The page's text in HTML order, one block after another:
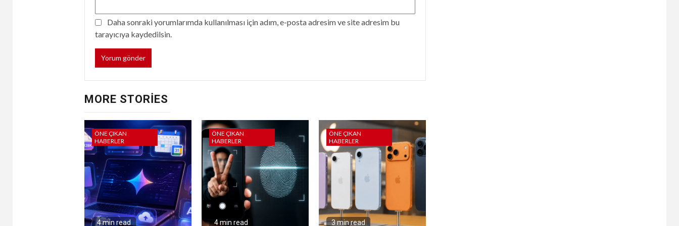
Daha sonraki yorumlarımda kullanılması için adım, e-posta adresim ve site adresim bu
tarayıcıya kaydedilsin.
MORE STORIES
ÖNE ÇIKAN
HABERLER
4 min read
ÖNE ÇIKAN
HABERLER
4 min read
ÖNE ÇIKAN
HABERLER
3 min read